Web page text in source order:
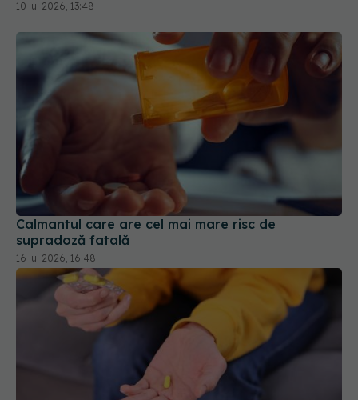
10 iul 2026, 13:48
Calmantul care are cel mai mare risc de
supradoză fatală
16 iul 2026, 16:48